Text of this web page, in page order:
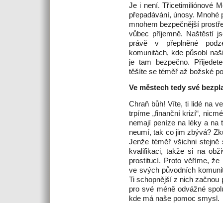
Je i není. Třicetimiliónové
přepadávání, únosy.
mnohem bezpečnější
vůbec příjemně. Naštěstí
právě v přeplněné
komunitách, kde působí
je tam bezpečno.
těšíte se téměř až božské
Ve městech tedy své
Chraň bůh! Víte, ti lidé na
trpíme „finanční krizí“,
nemají peníze na léky a na
neumí, tak co jim zbývá?
Jenže téměř všichni
kvalifikaci, takže si na
prostitucí. Proto věříme,
ve svých původních
Ti schopnější z nich začnou
pro své méně odvážné
kde má naše pomoc smysl.